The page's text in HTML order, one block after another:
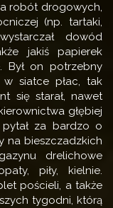
robót drogowych,
(np. tartaki,
dowód
jakiś papierek
Był on potrzebny
siatce płac, tak
się starał, nawet
głębiej
za bardzo o
na bieszczadzkich
drelichowe
piły, kielnie.
pościeli, a także
tygodni, którą